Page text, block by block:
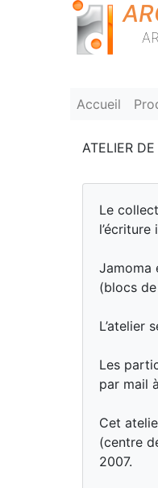
Accueil
ATELIER
Le
Jamoma
(blocs
L’atelier
Les
par mail
Cet
(centre
2007.